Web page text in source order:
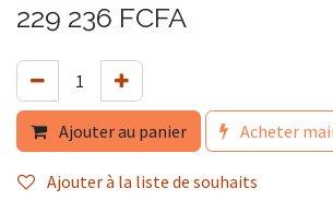
229 236 FCFA
Ajouter au panier Acheter
Ajouter à la liste de souhaits